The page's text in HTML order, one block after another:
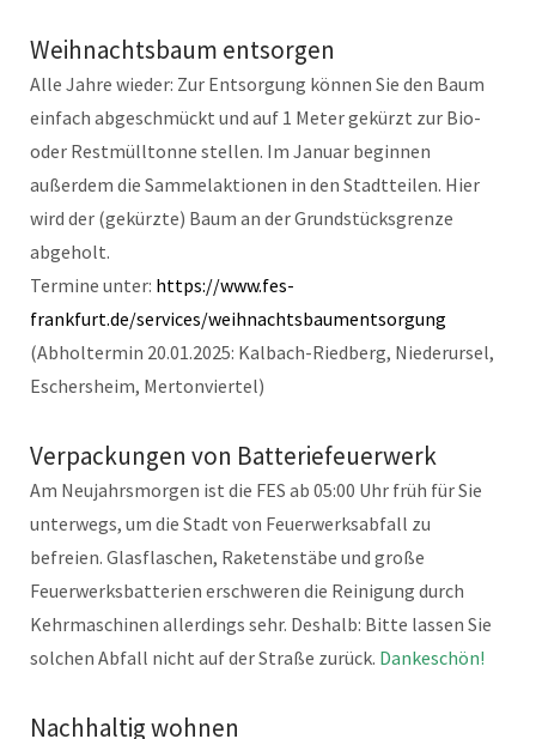
Weihnachtsbaum entsorgen
Alle Jahre wieder: Zur Entsorgung können Sie den Baum
einfach abgeschmückt und auf 1 Meter gekürzt zur Bio-
oder Restmülltonne stellen. Im Januar beginnen
außerdem die Sammelaktionen in den Stadtteilen. Hier
wird der (gekürzte) Baum an der Grundstücksgrenze
abgeholt.
Termine unter: https://www.fes-
frankfurt.de/services/weihnachtsbaumentsorgung
(Abholtermin 20.01.2025: Kalbach-Riedberg, Niederursel,
Eschersheim, Mertonviertel)
Verpackungen von Batteriefeuerwerk
Am Neujahrsmorgen ist die FES ab 05:00 Uhr früh für Sie
unterwegs, um die Stadt von Feuerwerksabfall zu
befreien. Glasflaschen, Raketenstäbe und große
Feuerwerksbatterien erschweren die Reinigung durch
Kehrmaschinen allerdings sehr. Deshalb: Bitte lassen Sie
solchen Abfall nicht auf der Straße zurück. Dankeschön!
Nachhaltig wohnen